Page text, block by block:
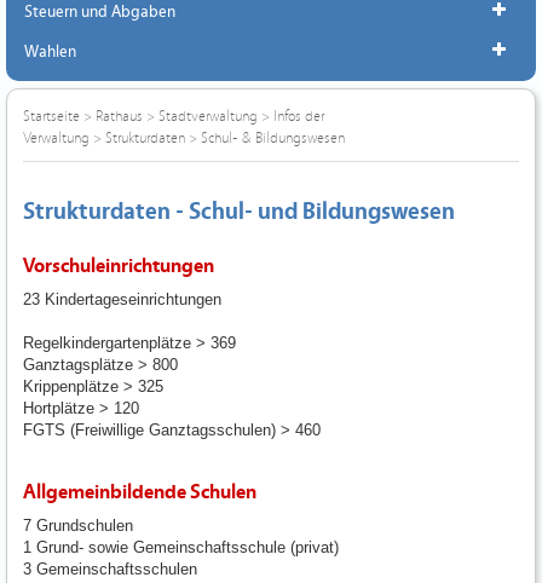
Steuern und Abgaben
Wahlen
Startseite > Rathaus > Stadtverwaltung > Infos der
Verwaltung > Strukturdaten > Schul- & Bildungswesen
Strukturdaten - Schul- und Bildungswesen
Vorschuleinrichtungen
23 Kindertageseinrichtungen
Regelkindergartenplätze > 369
Ganztagsplätze > 800
Krippenplätze > 325
Hortplätze > 120
FGTS (Freiwillige Ganztagsschulen) > 460
Allgemeinbildende Schulen
7 Grundschulen
1 Grund- sowie Gemeinschaftsschule (privat)
3 Gemeinschaftsschulen